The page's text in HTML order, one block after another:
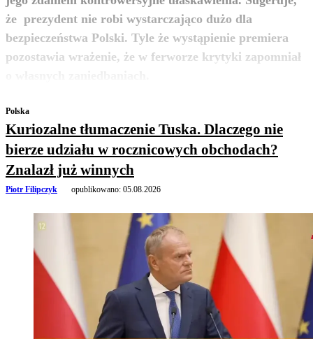
że prezydent nie robi wystarczająco dużo dla
bezpieczeństwa Polski. Tyle że wystąpienie premiera
pozostawia wrażenie, że w ferworze krytyki zapomniał
zobacz więcej
Polska
Kuriozalne tłumaczenie Tuska. Dlaczego nie
bierze udziału w rocznicowych obchodach?
Znalazł już winnych
Piotr Filipczyk opublikowano: 05.08.2026